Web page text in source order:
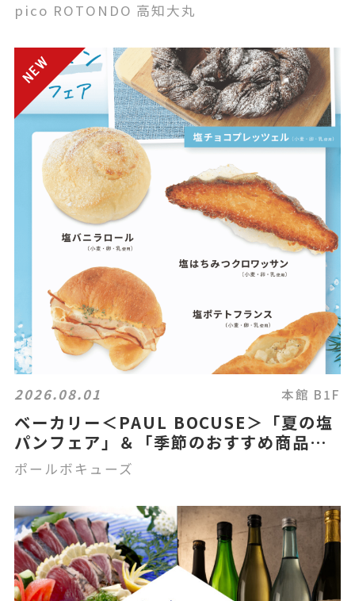
pico ROTONDO 高知大丸
2026.08.01 本館 B1F
ベーカリー＜PAUL BOCUSE＞「夏の塩
パンフェア」＆「季節のおすすめ商品」
のご紹介✨
ポールボキューズ